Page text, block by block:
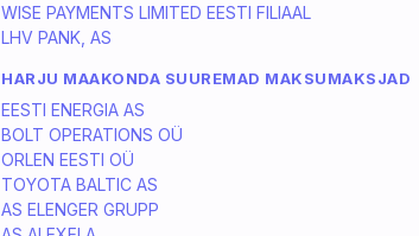
WISE PAYMENTS LIMITED EESTI FILIAAL
LHV PANK, AS
HARJU MAAKONDA SUUREMAD MAKSUMAKSJAD
EESTI ENERGIA AS
BOLT OPERATIONS OÜ
ORLEN EESTI OÜ
TOYOTA BALTIC AS
AS ELENGER GRUPP